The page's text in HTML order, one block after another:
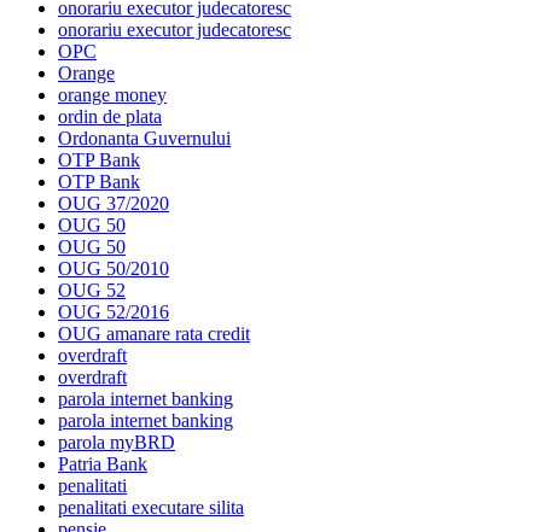
onorariu executor judecatoresc
onorariu executor judecatoresc
OPC
Orange
orange money
ordin de plata
Ordonanta Guvernului
OTP Bank
OTP Bank
OUG 37/2020
OUG 50
OUG 50
OUG 50/2010
OUG 52
OUG 52/2016
OUG amanare rata credit
overdraft
overdraft
parola internet banking
parola internet banking
parola myBRD
Patria Bank
penalitati
penalitati executare silita